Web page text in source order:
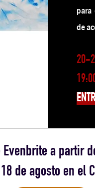
para
de
20-
a partir
de agosto en el